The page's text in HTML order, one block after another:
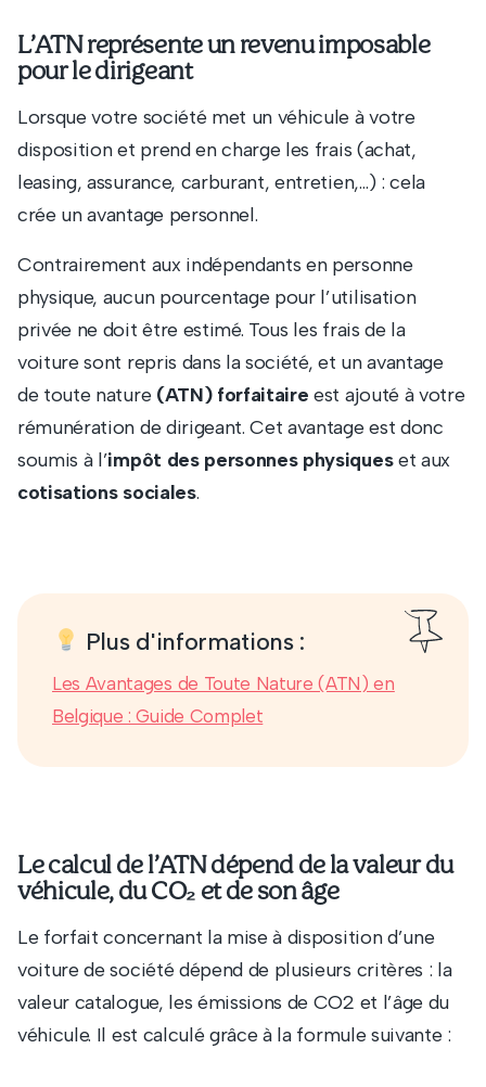
L’ATN représente un revenu imposable
pour le dirigeant
Lorsque votre société met un véhicule à votre
disposition et prend en charge les frais (achat,
leasing, assurance, carburant, entretien,…) : cela
crée un avantage personnel.
Contrairement aux indépendants en personne
physique, aucun pourcentage pour l’utilisation
privée ne doit être estimé. Tous les frais de la
voiture sont repris dans la société, et un avantage
de toute nature (ATN) forfaitaire est ajouté à votre
rémunération de dirigeant. Cet avantage est donc
soumis à l’impôt des personnes physiqueset aux
cotisations sociales.
Plus d'informations :
Les Avantages de Toute Nature (ATN) en
Belgique : Guide Complet
Le calcul de l’ATN dépend de la valeur du
véhicule, du CO₂ et de son âge
Le forfait concernant la mise à disposition d’une
voiture de société dépend de plusieurs critères : la
valeur catalogue, les émissions de CO2 et l’âge du
véhicule. Il est calculé grâce à la formule suivante :